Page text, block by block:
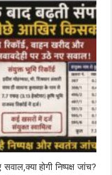
होगी निष्पक्ष जांच?